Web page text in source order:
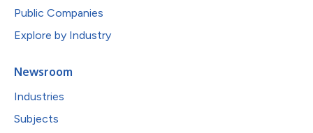
Public Companies
Explore by Industry
Newsroom
Industries
Subjects